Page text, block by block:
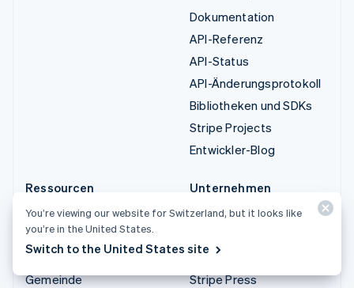
Dokumentation
API-Referenz
API-Status
API-Änderungsprotokoll
Bibliotheken und SDKs
Stripe Projects
Entwickler-Blog
Ressourcen
Leitfäden
Kundenstories
Blog
Gemeinde
Unternehmen
Produkt-Roadmap
Newsroom
Stripe Press
You’re viewing our website for Switzerland, but it looks like
you’re in the United States.
Switch to the United States site